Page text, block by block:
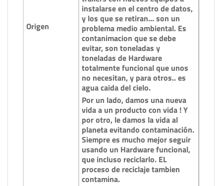
Origen
instalarse en el centro de datos,
y los que se retiran… son un
problema medio ambiental. Es
contanimacion que se debe
evitar, son toneladas y
toneladas de Hardware
totalmente funcional que unos
no necesitan, y para otros.. es
agua caida del cielo.
Por un lado, damos una nueva
vida a un producto con vida ! Y
por otro, le damos la vida al
planeta evitando contaminación.
Siempre es mucho mejor seguir
usando un Hardware funcional,
que incluso reciclarlo. EL
proceso de reciclaje tambien
contamina.